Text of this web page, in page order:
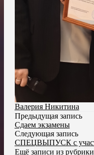
Валерия Никитина
Предыдущая запись
Сдаем экзамены
Следующая запись
СПЕЦВЫПУСК с
Ещё записи из рубрики